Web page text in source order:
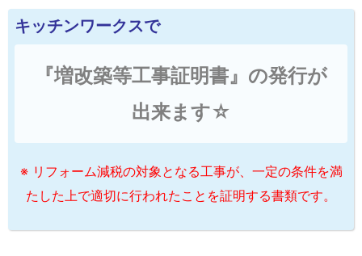
キッチンワークスで
『増改築等工事証明書』の発行が
出来ます☆
※ リフォーム減税の対象となる工事が、一定の条件を満
たした上で適切に行われたことを証明する書類です。